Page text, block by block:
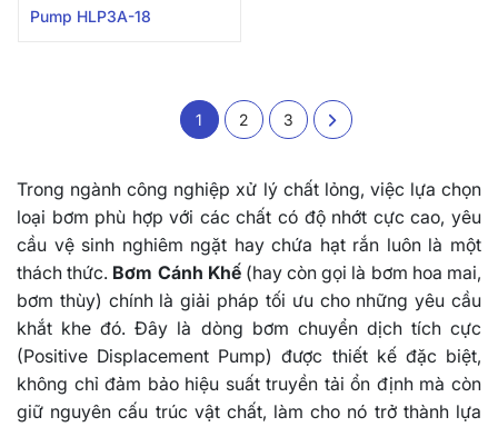
Pump HLP3A-18
1 2 3
Trong ngành công nghiệp xử lý chất lỏng, việc lựa chọn
loại bơm phù hợp với các chất có độ nhớt cực cao, yêu
cầu vệ sinh nghiêm ngặt hay chứa hạt rắn luôn là một
thách thức. Bơm Cánh Khế(hay còn gọi là bơm hoa mai,
bơm thùy) chính là giải pháp tối ưu cho những yêu cầu
khắt khe đó. Đây là dòng bơm chuyển dịch tích cực
(Positive Displacement Pump) được thiết kế đặc biệt,
không chỉ đảm bảo hiệu suất truyền tải ổn định mà còn
giữ nguyên cấu trúc vật chất, làm cho nó trở thành lựa